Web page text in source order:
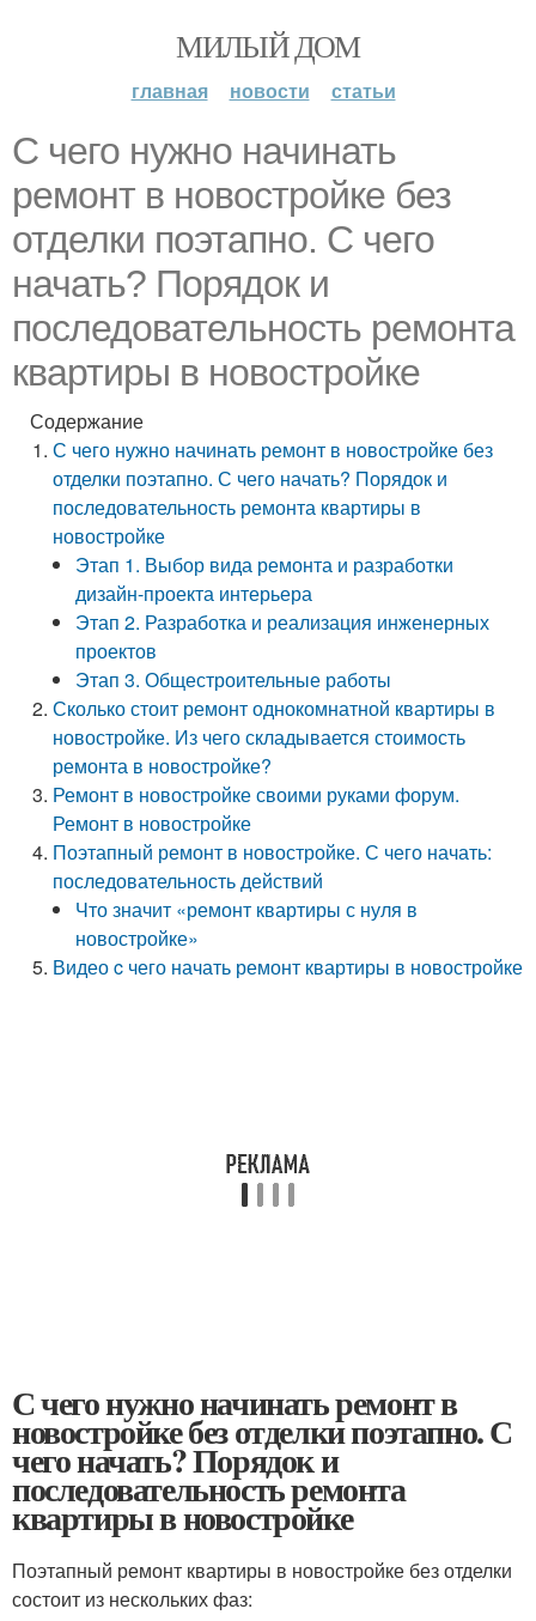
МИЛЫЙ ДОМ
главная новости статьи
С чего нужно начинать
ремонт в новостройке без
отделки поэтапно. С чего
начать? Порядок и
последовательность ремонта
квартиры в новостройке
Содержание
С чего нужно начинать ремонт в новостройке без
отделки поэтапно. С чего начать? Порядок и
последовательность ремонта квартиры в
новостройке
Этап 1. Выбор вида ремонта и разработки
дизайн-проекта интерьера
Этап 2. Разработка и реализация инженерных
проектов
Этап 3. Общестроительные работы
Сколько стоит ремонт однокомнатной квартиры в
новостройке. Из чего складывается стоимость
ремонта в новостройке?
Ремонт в новостройке своими руками форум.
Ремонт в новостройке
Поэтапный ремонт в новостройке. С чего начать:
последовательность действий
Что значит «ремонт квартиры с нуля в
новостройке»
Видео c чего начать ремонт квартиры в новостройке
С чего нужно начинать ремонт в
новостройке без отделки поэтапно. С
чего начать? Порядок и
последовательность ремонта
квартиры в новостройке
Поэтапный ремонт квартиры в новостройке без отделки
состоит из нескольких фаз: